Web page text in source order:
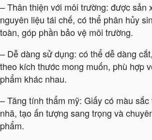
– Thân thiện với môi trường: được sản
nguyên liệu tái chế, có thể phân hủy
toàn, góp phần bảo vệ môi trường.
– Dễ dàng sử dụng: có thể dễ dàng
theo kích thước mong muốn, phù hợp
phẩm khác nhau.
– Tăng tính thẩm mỹ: Giấy có màu
nhã, tạo ấn tượng sang trọng và
phẩm.